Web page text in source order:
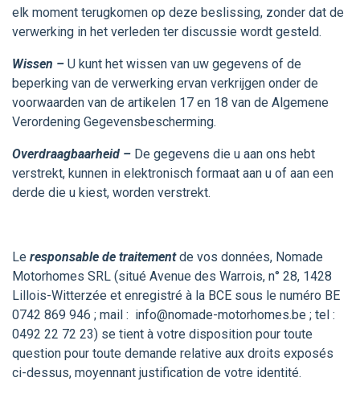
elk moment terugkomen op deze beslissing, zonder dat de
verwerking in het verleden ter discussie wordt gesteld.
Wissen – U kunt het wissen van uw gegevens of de
beperking van de verwerking ervan verkrijgen onder de
voorwaarden van de artikelen 17 en 18 van de Algemene
Verordening Gegevensbescherming.
Overdraagbaarheid – De gegevens die u aan ons hebt
verstrekt, kunnen in elektronisch formaat aan u of aan een
derde die u kiest, worden verstrekt.
Le responsable de traitementde vos données, Nomade
Motorhomes SRL (situé Avenue des Warrois, n° 28, 1428
Lillois-Witterzée et enregistré à la BCE sous le numéro BE
0742 869 946 ; mail : info@nomade-motorhomes.be ; tel :
0492 22 72 23) se tient à votre disposition pour toute
question pour toute demande relative aux droits exposés
ci-dessus, moyennant justification de votre identité.